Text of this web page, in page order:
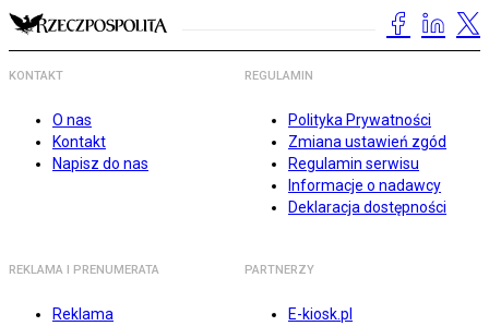
KONTAKT
O nas
Kontakt
Napisz do nas
REGULAMIN
Polityka Prywatności
Zmiana ustawień zgód
Regulamin serwisu
Informacje o nadawcy
Deklaracja dostępności
REKLAMA I PRENUMERATA
Reklama
PARTNERZY
E-kiosk.pl